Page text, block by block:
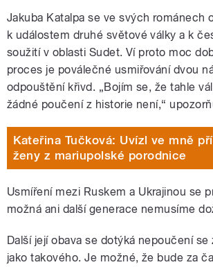
Jakuba Katalpa se ve svých románech
k událostem druhé světové války a k
soužití v oblasti Sudet. Ví proto moc
proces je poválečné usmiřování dvou
odpouštění křivd. „Bojím se, že tahle
žádné poučení z historie není,“
Kateřina Tučková: Uvízl ve mně
ženy z mariupolské porodnice
Usmíření mezi Ruskem a Ukrajinou se
možná ani další generace nemusíme
Další její obava se dotýká nepoučení se
jako takového. Je možné, že bude za